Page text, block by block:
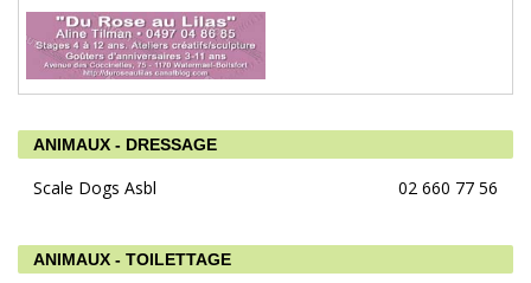
ANIMAUX - DRESSAGE
Scale Dogs Asbl 02 660 77 56
ANIMAUX - TOILETTAGE